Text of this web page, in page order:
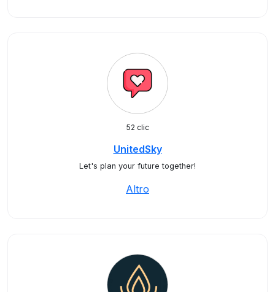
52 clic
UnitedSky
Let's plan your future together!
Altro